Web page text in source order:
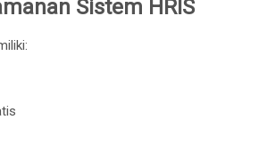
Sistem HRIS